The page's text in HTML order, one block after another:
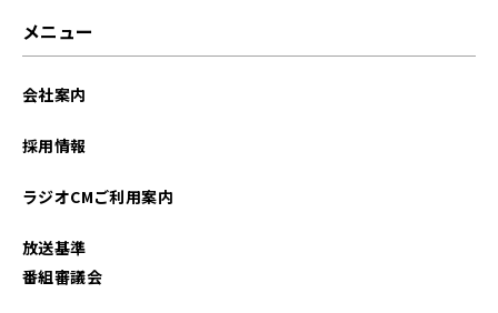
メニュー
会社案内
採用情報
ラジオCMご利用案内
放送基準
番組審議会